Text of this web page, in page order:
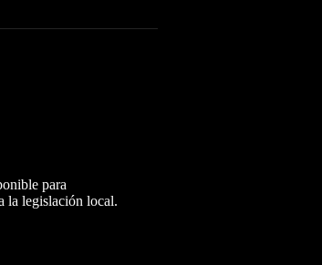
para
la legislación local.